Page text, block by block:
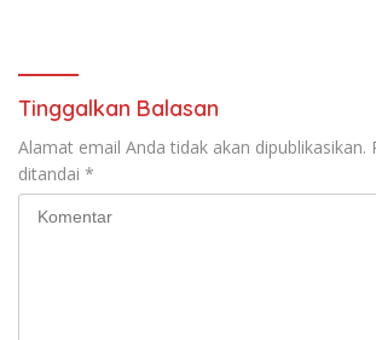
Tinggalkan Balasan
Alamat email Anda tidak akan dipublikasikan.
ditandai *